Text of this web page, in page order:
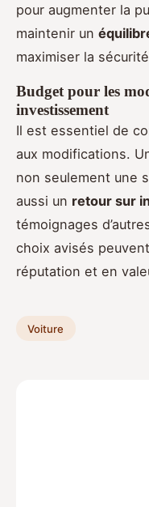
pour augmenter la
maintenir un
maximiser la
Budget pour les
investissement
Il est essentiel de
aux modifications.
non seulement une
aussi un retour sur
témoignages
choix avisés
réputation et en
Voiture